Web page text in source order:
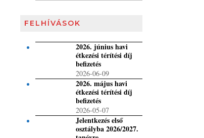
FELHÍVÁSOK
2026. június havi
étkezési térítési díj
befizetés
2026-06-09
2026. május havi
étkezési térítési díj
befizetés
2026-05-07
Jelentkezés első
osztályba 2026/2027.